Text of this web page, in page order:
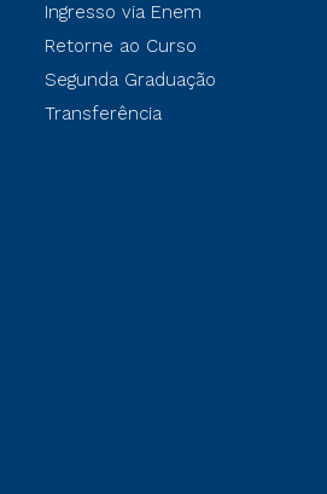
Ingresso via Enem
Retorne ao Curso
Segunda Graduação
Transferência